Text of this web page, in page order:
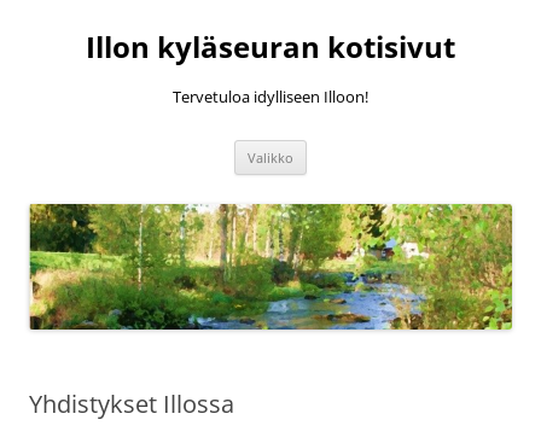
Illon kyläseuran kotisivut
Tervetuloa idylliseen Illoon!
Valikko
Yhdistykset Illossa